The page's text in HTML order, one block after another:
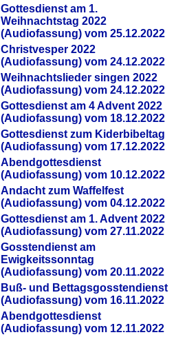
Gottesdienst am 1.
Weihnachtstag 2022
(Audiofassung) vom 25.12.2022
Christvesper 2022
(Audiofassung) vom 24.12.2022
Weihnachtslieder singen 2022
(Audiofassung) vom 24.12.2022
Gottesdienst am 4 Advent 2022
(Audiofassung) vom 18.12.2022
Gottesdienst zum Kiderbibeltag
(Audiofassung) vom 17.12.2022
Abendgottesdienst
(Audiofassung) vom 10.12.2022
Andacht zum Waffelfest
(Audiofassung) vom 04.12.2022
Gottesdienst am 1. Advent 2022
(Audiofassung) vom 27.11.2022
Gosstendienst am
Ewigkeitssonntag
(Audiofassung) vom 20.11.2022
Buß- und Bettagsgosstendienst
(Audiofassung) vom 16.11.2022
Abendgottesdienst
(Audiofassung) vom 12.11.2022